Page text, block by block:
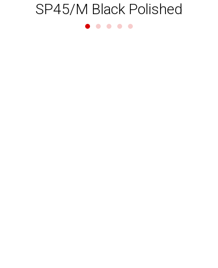
SP45 Gloss Black